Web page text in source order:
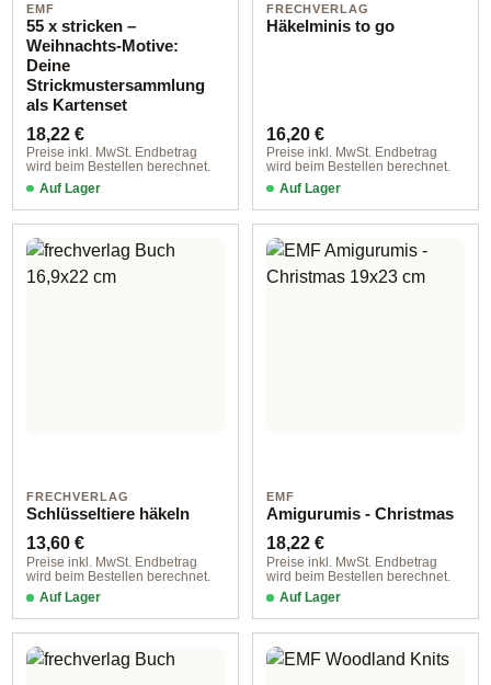
EMF
55 x stricken –
Weihnachts-Motive:
Deine
Strickmustersammlung
als Kartenset
Regulärer Preis:
18,22 €
Preise inkl. MwSt. Endbetrag
wird beim Bestellen berechnet.
Auf Lager
FRECHVERLAG
Häkelminis to go
Regulärer Preis:
16,20 €
Preise inkl. MwSt. Endbetrag
wird beim Bestellen berechnet.
Auf Lager
FRECHVERLAG
Schlüsseltiere häkeln
Regulärer Preis:
13,60 €
Preise inkl. MwSt. Endbetrag
wird beim Bestellen berechnet.
Auf Lager
EMF
Amigurumis - Christmas
Regulärer Preis:
18,22 €
Preise inkl. MwSt. Endbetrag
wird beim Bestellen berechnet.
Auf Lager